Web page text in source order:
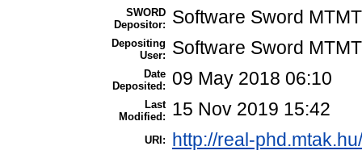
SWORD
Depositor:
Software Sword MTMT
Depositing
User:
Software Sword MTMT
Date
Deposited:
09 May 2018 06:10
Last
Modified:
15 Nov 2019 15:42
URI: http://real-